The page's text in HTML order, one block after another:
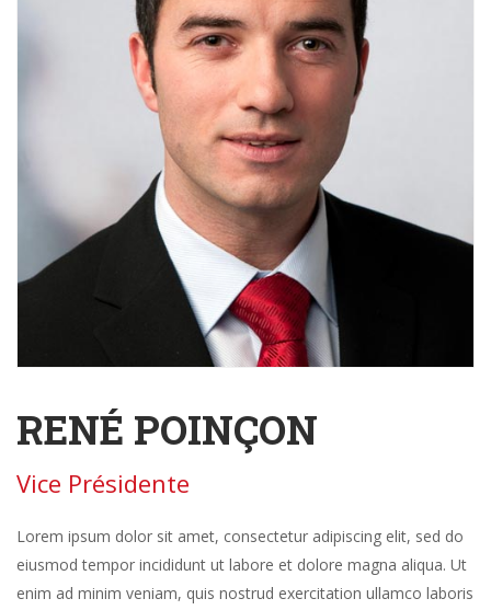
RENÉ POINÇON
Vice Présidente
Lorem ipsum dolor sit amet, consectetur adipiscing elit, sed do
eiusmod tempor incididunt ut labore et dolore magna aliqua. Ut
enim ad minim veniam, quis nostrud exercitation ullamco laboris